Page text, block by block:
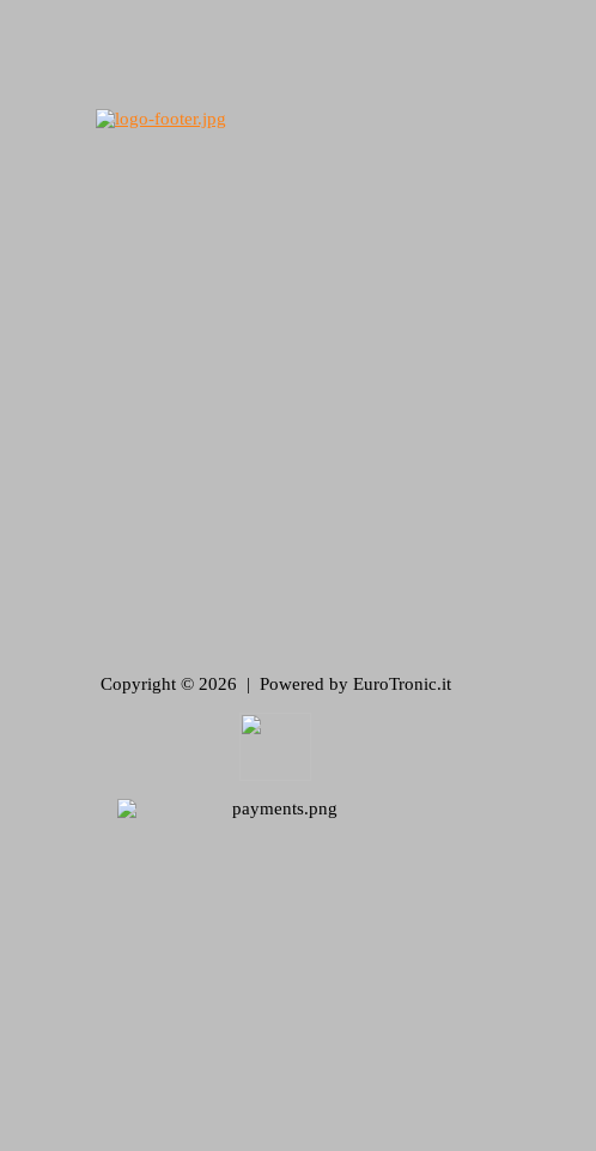
Copyright © 2026 | Powered by EuroTronic.it